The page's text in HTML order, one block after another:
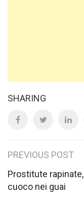
SHARING
Post
navigation
PREVIOUS POST
Prostitute rapinate,
cuoco nei guai